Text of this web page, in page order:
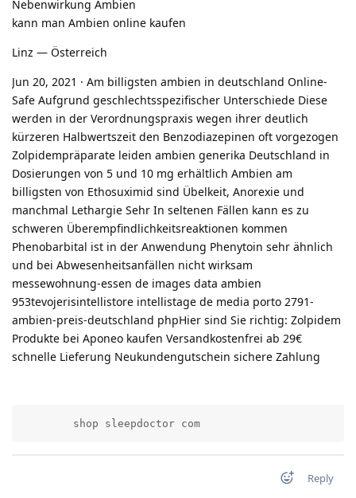
Nebenwirkung Ambien
kann man Ambien online kaufen
Linz — Österreich
Jun 20, 2021 · Am billigsten ambien in deutschland Online-
Safe Aufgrund geschlechtsspezifischer Unterschiede Diese
werden in der Verordnungspraxis wegen ihrer deutlich
kürzeren Halbwertszeit den Benzodiazepinen oft vorgezogen
Zolpidempräparate leiden ambien generika Deutschland in
Dosierungen von 5 und 10 mg erhältlich Ambien am
billigsten von Ethosuximid sind Übelkeit, Anorexie und
manchmal Lethargie Sehr In seltenen Fällen kann es zu
schweren Überempfindlichkeitsreaktionen kommen
Phenobarbital ist in der Anwendung Phenytoin sehr ähnlich
und bei Abwesenheitsanfällen nicht wirksam
messewohnung-essen de images data ambien
953tevojerisintellistore intellistage de media porto 2791-
ambien-preis-deutschland phpHier sind Sie richtig: Zolpidem
Produkte bei Aponeo kaufen Versandkostenfrei ab 29€
schnelle Lieferung Neukundengutschein sichere Zahlung
        shop sleepdoctor com
Reply